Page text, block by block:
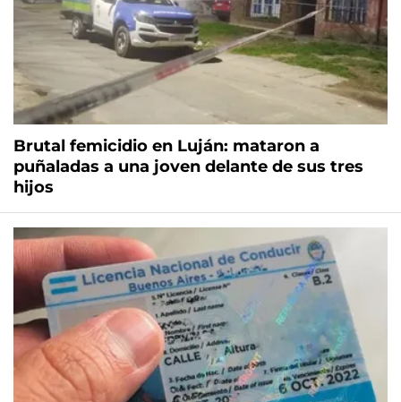
Brutal femicidio en Luján: mataron a
puñaladas a una joven delante de sus tres
hijos